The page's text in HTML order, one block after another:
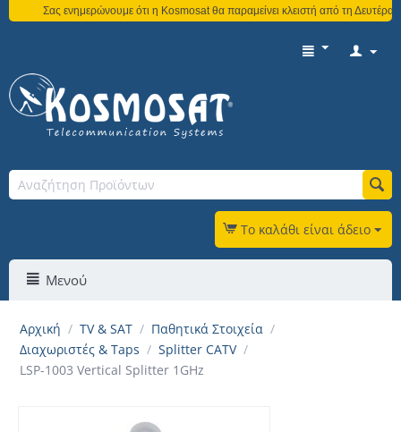
Σας ενημερώνουμε ότι η Kosmosat θα παραμείνει κλειστή από τη Δευτέρα
Το καλάθι είναι άδειο
Μενού
Αρχική / TV & SAT / Παθητικά Στοιχεία /
Διαχωριστές & Taps / Splitter CATV /
LSP-1003 Vertical Splitter 1GHz